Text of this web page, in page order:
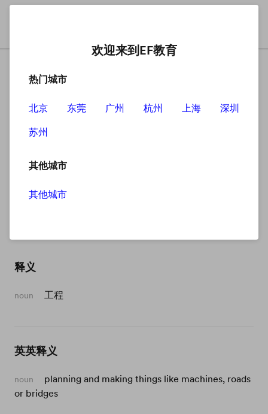
engineering
释义
noun 工程
英英释义
noun
planning and making things like machines, roads
or bridges
欢迎来到EF教育
热门城市
北京 东莞 广州 杭州 上海
深圳
苏州
其他城市
其他城市